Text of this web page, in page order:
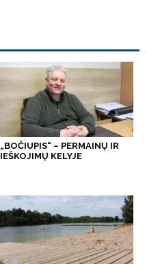
„BOČIUPIS“ – PERMAINŲ IR
IEŠKOJIMŲ KELYJE